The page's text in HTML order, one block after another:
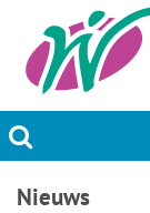
Actueel
Nieuws